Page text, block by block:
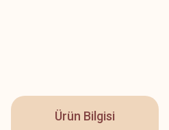
Ürün Bilgisi